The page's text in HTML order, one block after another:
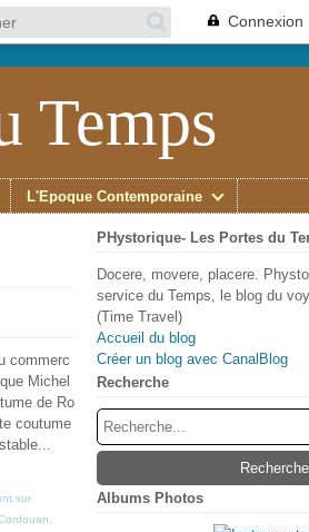
Connexion
Temps
L'Époque Contemporaine
commerc
Michel
de Ro
coutume
sur
PHystorique- Les Portes du
Docere, movere, placere.
service du Temps, le blog du
(Time Travel)
Accueil du blog
Créer un blog avec CanalBlog
Recherche
Albums Photos